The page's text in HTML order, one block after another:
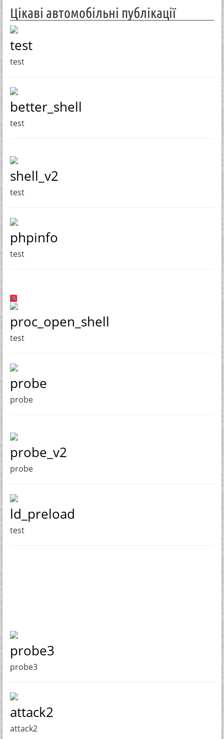
Цікаві автомобільні публікації
test
test
better_shell
test
shell_v2
test
phpinfo
test
proc_open_shell
test
probe
probe
probe_v2
probe
ld_preload
test
probe3
probe3
attack2
attack2